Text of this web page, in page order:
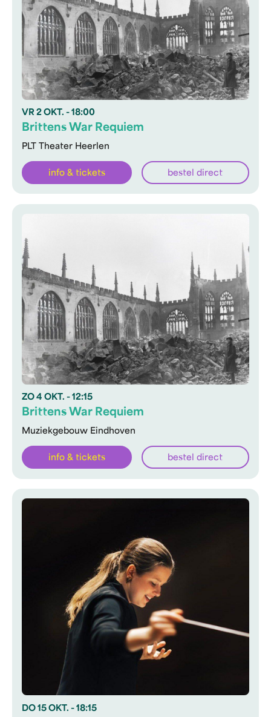
VR 2 OKT. - 18:00
PLT Theater Heerlen
Brittens War Requiem
info & tickets bestel direct
ZO 4 OKT. - 12:15
Muziekgebouw Eindhoven
Brittens War Requiem
info & tickets bestel direct
DO 15 OKT. - 18:15